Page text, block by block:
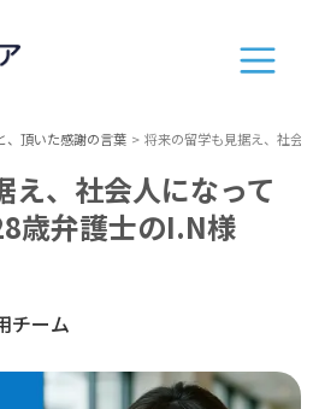
、頂いた感謝の言葉 将来の留学も見据え、社会
え、社会人になって
歳弁護士のI.N様
チーム